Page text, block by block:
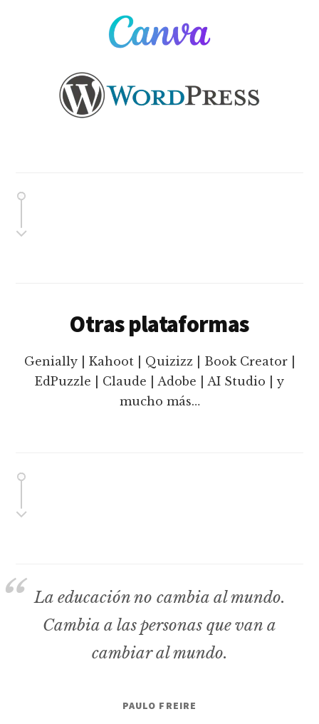
Otras plataformas
Genially | Kahoot | Quizizz | Book Creator |
EdPuzzle | Claude | Adobe | AI Studio | y
mucho más…
La educación no cambia al mundo.
Cambia a las personas que van a
cambiar al mundo.
PAULO FREIRE